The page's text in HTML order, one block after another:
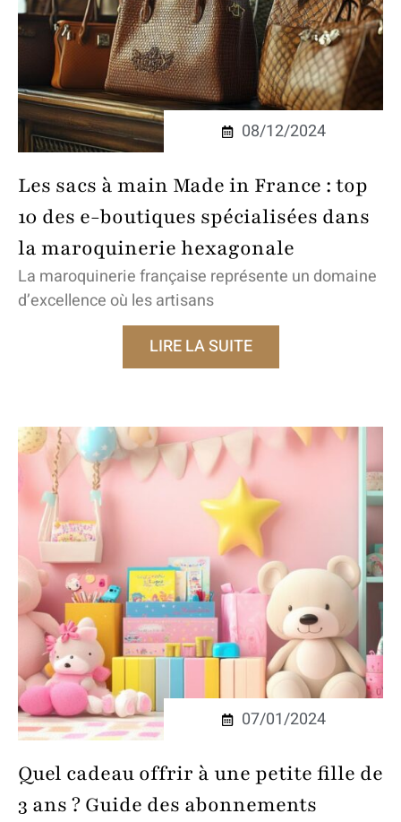
08/12/2024
Les sacs à main Made in France : top
10 des e-boutiques spécialisées dans
la maroquinerie hexagonale
La maroquinerie française représente un domaine
d’excellence où les artisans
LIRE LA SUITE
07/01/2024
Quel cadeau offrir à une petite fille de
3 ans ? Guide des abonnements